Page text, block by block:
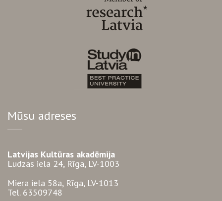
Mūsu adreses
Latvijas Kultūras akadēmija
Ludzas iela 24, Rīga, LV-1003
Miera iela 58a, Rīga, LV-1013
Tel. 63509748